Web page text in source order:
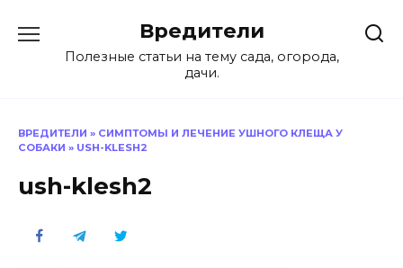
содержанию
Вредители
Полезные статьи на тему сада, огорода,
дачи.
ВРЕДИТЕЛИ » СИМПТОМЫ И ЛЕЧЕНИЕ УШНОГО КЛЕЩА У
СОБАКИ » USH-KLESH2
ush-klesh2